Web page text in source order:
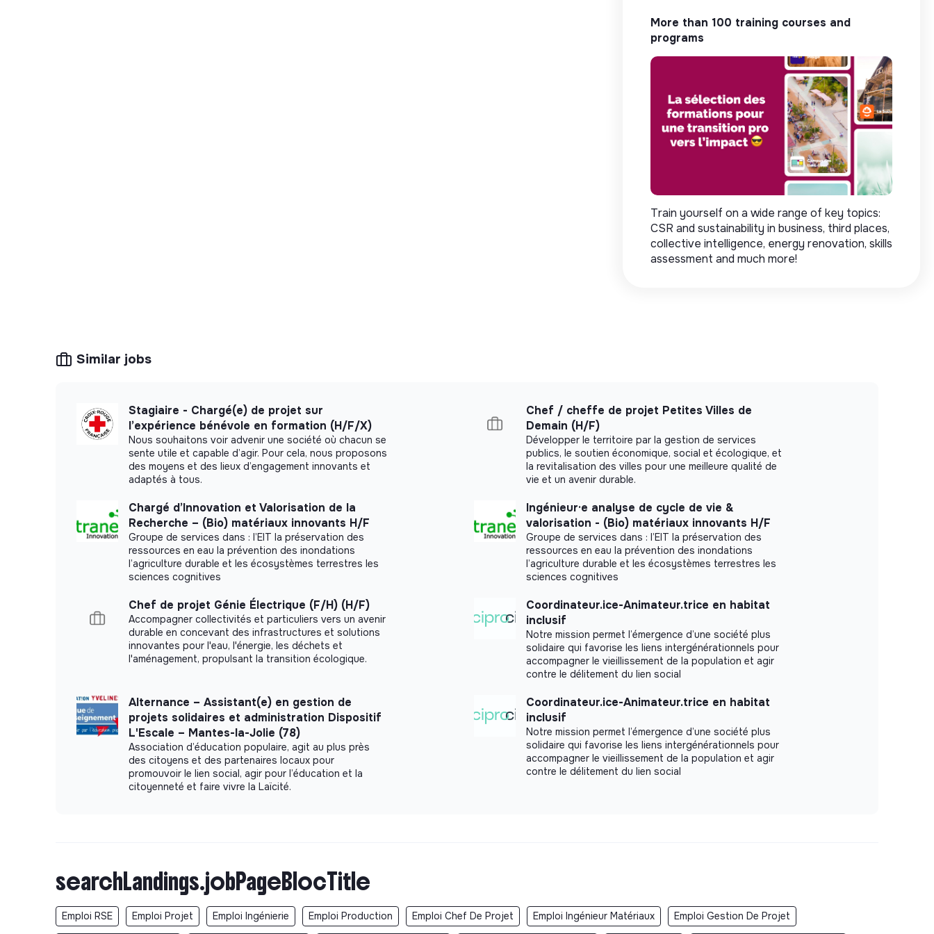
More than 100 training courses and
programs
Train yourself on a wide range of key topics:
CSR and sustainability in business, third places,
collective intelligence, energy renovation, skills
assessment and much more!
Similar jobs
Stagiaire - Chargé(e) de projet sur
l’expérience bénévole en formation (H/F/X)
Nous souhaitons voir advenir une société où chacun se
sente utile et capable d’agir. Pour cela, nous proposons
des moyens et des lieux d’engagement innovants et
adaptés à tous.
Chef / cheffe de projet Petites Villes de
Demain (H/F)
Développer le territoire par la gestion de services
publics, le soutien économique, social et écologique, et
la revitalisation des villes pour une meilleure qualité de
vie et un avenir durable.
Chargé d’Innovation et Valorisation de la
Recherche – (Bio) matériaux innovants H/F
Groupe de services dans : l’EIT la préservation des
ressources en eau la prévention des inondations
l’agriculture durable et les écosystèmes terrestres les
sciences cognitives
Ingénieur·e analyse de cycle de vie &
valorisation - (Bio) matériaux innovants H/F
Groupe de services dans : l’EIT la préservation des
ressources en eau la prévention des inondations
l’agriculture durable et les écosystèmes terrestres les
sciences cognitives
Chef de projet Génie Électrique (F/H) (H/F)
Accompagner collectivités et particuliers vers un avenir
durable en concevant des infrastructures et solutions
innovantes pour l'eau, l'énergie, les déchets et
l'aménagement, propulsant la transition écologique.
Coordinateur.ice-Animateur.trice en habitat
inclusif
Notre mission permet l’émergence d’une société plus
solidaire qui favorise les liens intergénérationnels pour
accompagner le vieillissement de la population et agir
contre le délitement du lien social
Alternance – Assistant(e) en gestion de
projets solidaires et administration Dispositif
L'Escale – Mantes-la-Jolie (78)
Association d’éducation populaire, agit au plus près
des citoyens et des partenaires locaux pour
promouvoir le lien social, agir pour l’éducation et la
citoyenneté et faire vivre la Laïcité.
Coordinateur.ice-Animateur.trice en habitat
inclusif
Notre mission permet l’émergence d’une société plus
solidaire qui favorise les liens intergénérationnels pour
accompagner le vieillissement de la population et agir
contre le délitement du lien social
searchLandings.jobPageBlocTitle
Emploi RSE Emploi Projet Emploi Ingénierie Emploi Production Emploi Chef De Projet Emploi Ingénieur Matériaux Emploi Gestion De Projet